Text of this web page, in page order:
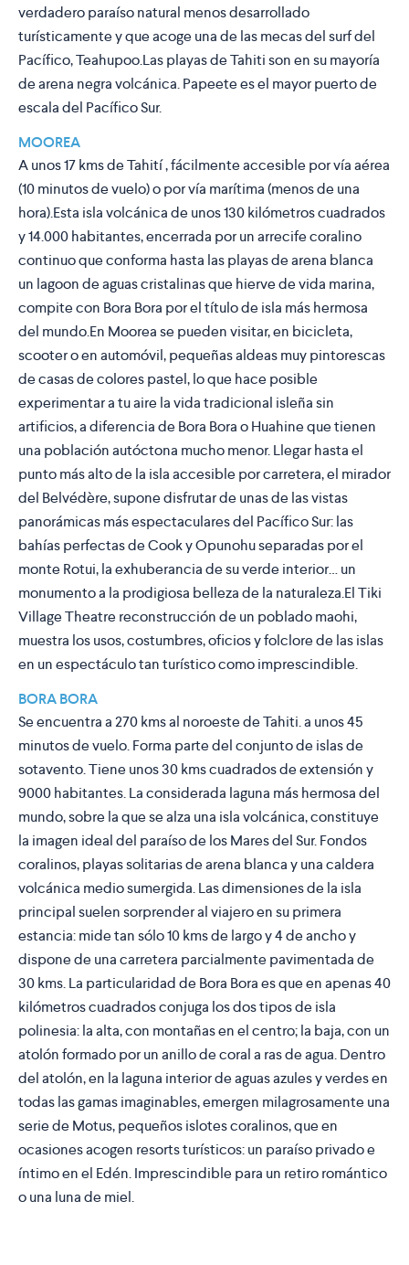
verdadero paraíso natural menos desarrollado
turísticamente y que acoge una de las mecas del surf del
Pacífico, Teahupoo.Las playas de Tahiti son en su mayoría
de arena negra volcánica. Papeete es el mayor puerto de
escala del Pacífico Sur.
MOOREA
A unos 17 kms de Tahití , fácilmente accesible por vía aérea
(10 minutos de vuelo) o por vía marítima (menos de una
hora).Esta isla volcánica de unos 130 kilómetros cuadrados
y 14.000 habitantes, encerrada por un arrecife coralino
continuo que conforma hasta las playas de arena blanca
un lagoon de aguas cristalinas que hierve de vida marina,
compite con Bora Bora por el título de isla más hermosa
del mundo.En Moorea se pueden visitar, en bicicleta,
scooter o en automóvil, pequeñas aldeas muy pintorescas
de casas de colores pastel, lo que hace posible
experimentar a tu aire la vida tradicional isleña sin
artificios, a diferencia de Bora Bora o Huahine que tienen
una población autóctona mucho menor. Llegar hasta el
punto más alto de la isla accesible por carretera, el mirador
del Belvédère, supone disfrutar de unas de las vistas
panorámicas más espectaculares del Pacífico Sur: las
bahías perfectas de Cook y Opunohu separadas por el
monte Rotui, la exhuberancia de su verde interior… un
monumento a la prodigiosa belleza de la naturaleza.El Tiki
Village Theatre reconstrucción de un poblado maohi,
muestra los usos, costumbres, oficios y folclore de las islas
en un espectáculo tan turístico como imprescindible.
BORA BORA
Se encuentra a 270 kms al noroeste de Tahiti. a unos 45
minutos de vuelo. Forma parte del conjunto de islas de
sotavento. Tiene unos 30 kms cuadrados de extensión y
9000 habitantes. La considerada laguna más hermosa del
mundo, sobre la que se alza una isla volcánica, constituye
la imagen ideal del paraíso de los Mares del Sur. Fondos
coralinos, playas solitarias de arena blanca y una caldera
volcánica medio sumergida. Las dimensiones de la isla
principal suelen sorprender al viajero en su primera
estancia: mide tan sólo 10 kms de largo y 4 de ancho y
dispone de una carretera parcialmente pavimentada de
30 kms. La particularidad de Bora Bora es que en apenas 40
kilómetros cuadrados conjuga los dos tipos de isla
polinesia: la alta, con montañas en el centro; la baja, con un
atolón formado por un anillo de coral a ras de agua. Dentro
del atolón, en la laguna interior de aguas azules y verdes en
todas las gamas imaginables, emergen milagrosamente una
serie de Motus, pequeños islotes coralinos, que en
ocasiones acogen resorts turísticos: un paraíso privado e
íntimo en el Edén. Imprescindible para un retiro romántico
o una luna de miel.